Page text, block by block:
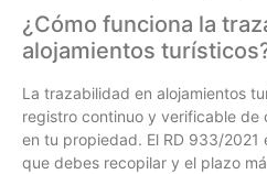
¿Cómo funciona la
alojamientos
La trazabilidad en alojamientos
registro continuo y verificable de
en tu propiedad. El RD 933/2021
que debes recopilar y el plazo